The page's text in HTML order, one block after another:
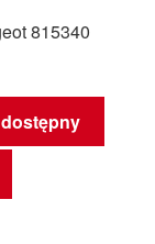
815340